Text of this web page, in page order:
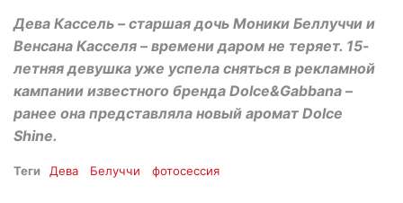
Дева Кассель – старшая дочь Моники Беллуччи и
Венсана Касселя – времени даром не теряет. 15-
летняя девушка уже успела сняться в рекламной
кампании известного бренда Dolce&Gabbana –
ранее она представляла новый аромат Dolce
Shine.
Теги Дева Белуччи фотосессия